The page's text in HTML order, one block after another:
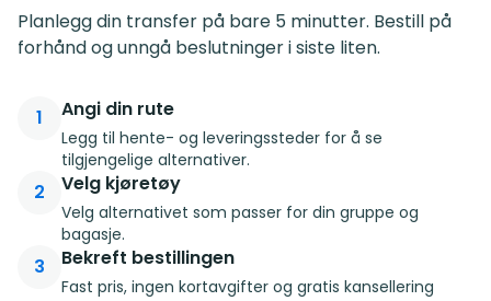
Planlegg din transfer på bare 5 minutter. Bestill på
forhånd og unngå beslutninger i siste liten.
1 Angi din rute
Legg til hente- og leveringssteder for å se
tilgjengelige alternativer.
2 Velg kjøretøy
Velg alternativet som passer for din gruppe og
bagasje.
3 Bekreft bestillingen
Fast pris, ingen kortavgifter og gratis kansellering